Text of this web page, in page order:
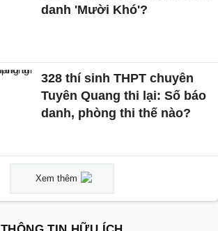
danh 'Mười Khó'?
328 thí sinh THPT chuyên
Tuyên Quang thi lại: Số báo
danh, phòng thi thế nào?
Xem thêm